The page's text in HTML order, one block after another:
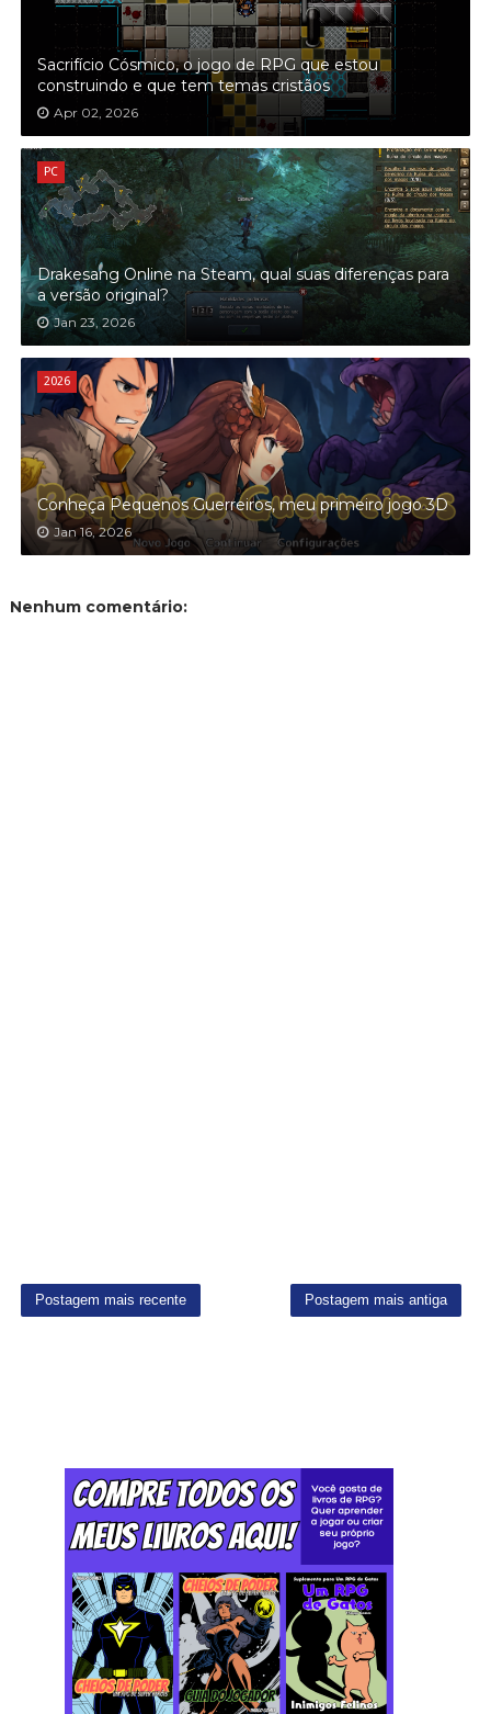
Sacrifício Cósmico, o jogo de RPG que estou
construindo e que tem temas cristãos
Apr 02, 2026
PC
Drakesang Online na Steam, qual suas diferenças para
a versão original?
Jan 23, 2026
2026
Conheça Pequenos Guerreiros, meu primeiro jogo 3D
Jan 16, 2026
Nenhum comentário:
Postagem mais recente Postagem mais antiga